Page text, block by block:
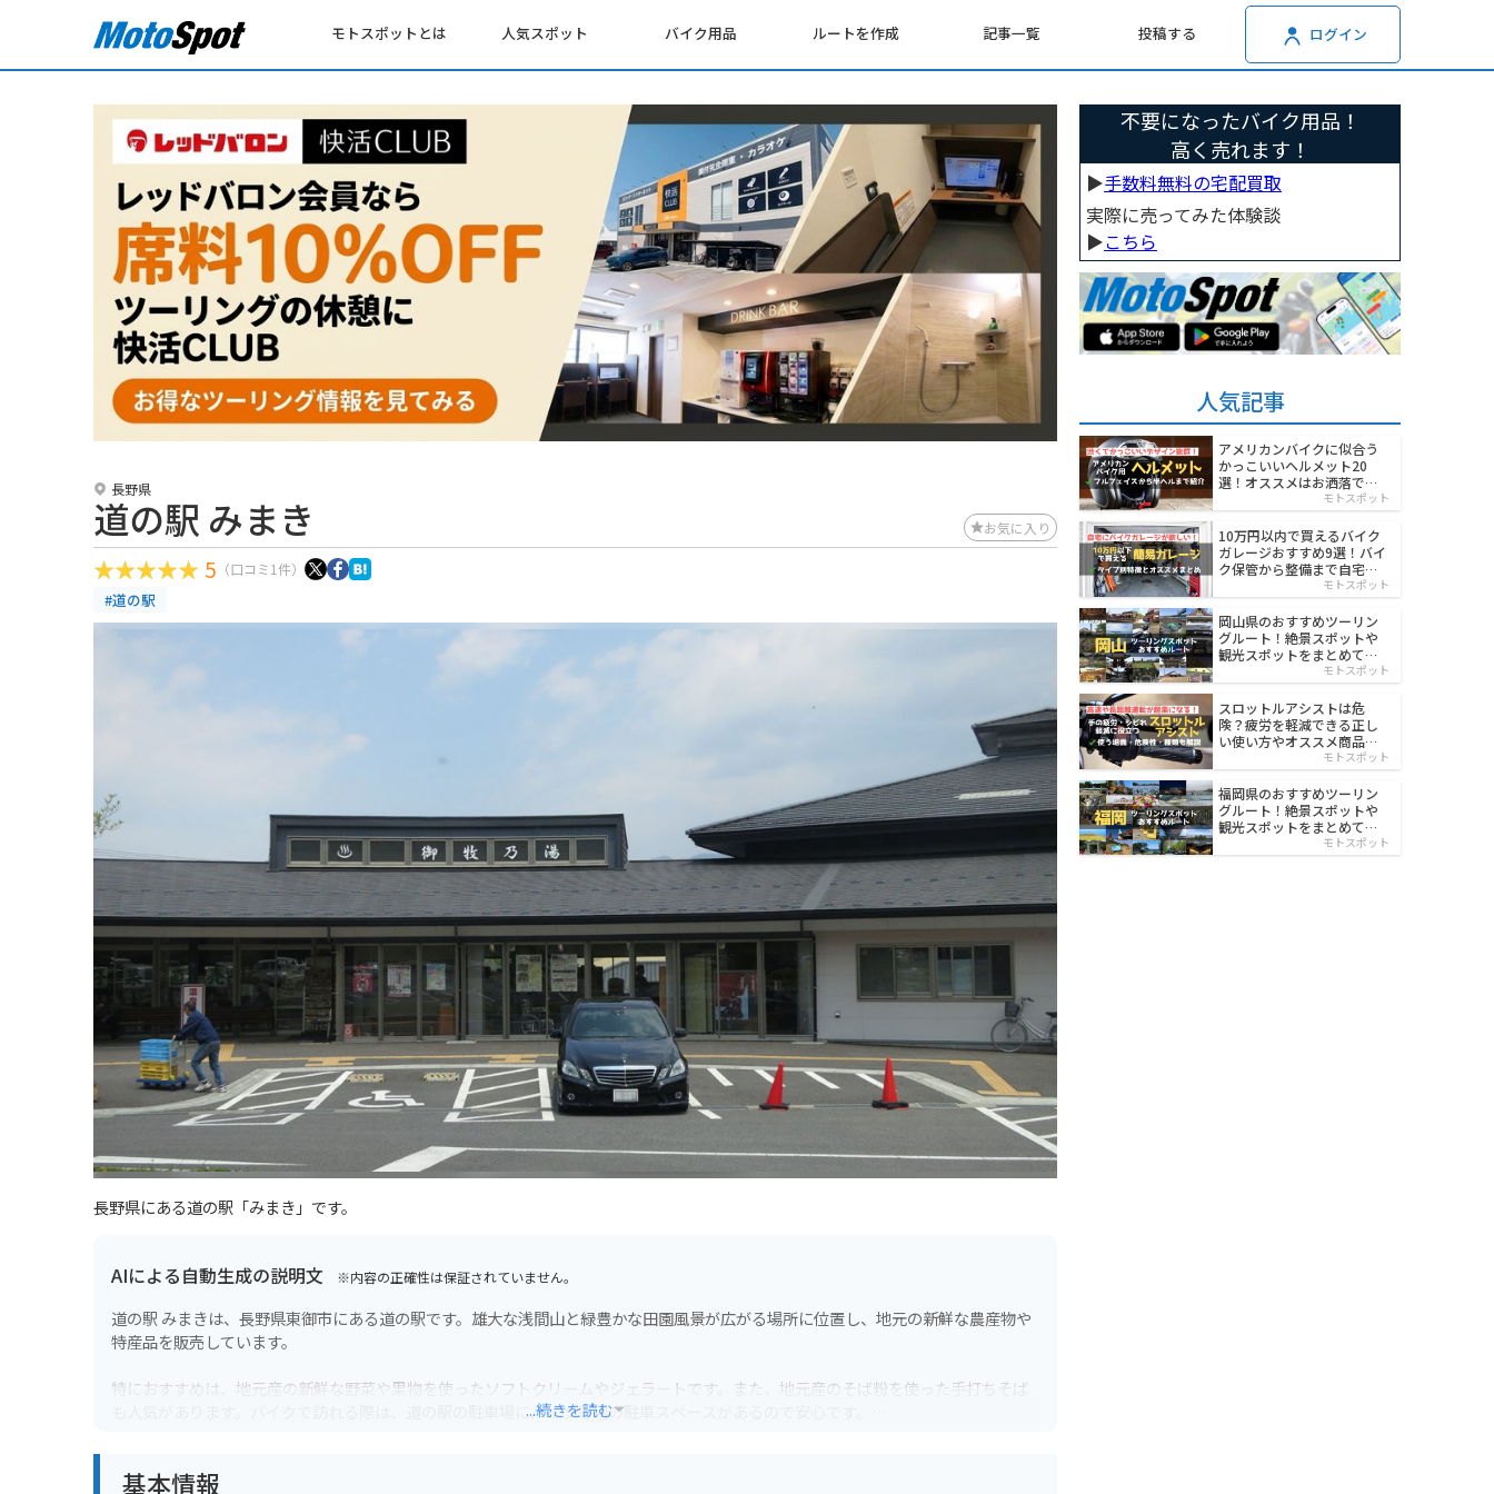
モトスポットとは 人気スポット バイク用品 ルートを作成 記事一覧 投稿する ログイン
長野県
道の駅 みまき お気に入り
5 （口コミ1件）
#道の駅
長野県にある道の駅「みまき」です。
AIによる自動生成の説明文 ※内容の正確性は保証されていません。
道の駅 みまきは、長野県東御市にある道の駅です。雄大な浅間山と緑豊かな田園風景が広がる場所に位置し、地元の新鮮な農産物や
特産品を販売しています。
特におすすめは、地元産の新鮮な野菜や果物を使ったソフトクリームやジェラートです。また、地元産のそば粉を使った手打ちそば
も人気があります。バイクで訪れる際は、道の駅の駐車場にバイク専用の駐車スペースがあるので安心です。
憩に、ぜひお立ち寄りください。
...続きを読む
基本情報
不要になったバイク用品！
高く売れます！
▶︎手数料無料の宅配買取
実際に売ってみた体験談
▶︎こちら
人気記事
アメリカンバイクに似合う
かっこいいヘルメット20
選！オススメはお洒落でワ
モトスポット
10万円以内で買えるバイク
ガレージおすすめ9選！バイ
ク保管から整備まで自宅で
モトスポット
岡山県のおすすめツーリン
グルート！絶景スポットや
観光スポットをまとめて紹
モトスポット
スロットルアシストは危
険？疲労を軽減できる正し
い使い方やオススメ商品を
モトスポット
福岡県のおすすめツーリン
グルート！絶景スポットや
観光スポットをまとめて紹
モトスポット